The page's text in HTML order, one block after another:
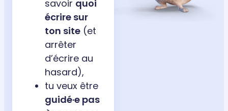
savoir quoi
écrire sur
ton site (et
arrêter
d’écrire au
hasard),
tu veux être
guidé·e pas